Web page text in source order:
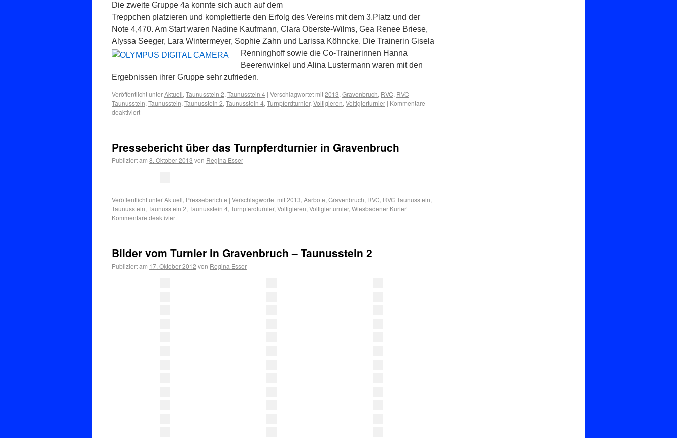
Die zweite Gruppe 4a konnte sich auch auf dem
Treppchen platzieren und komplettierte den Erfolg des Vereins mit dem 3.Platz und der
Note 4,470. Am Start waren Nadine Kaufmann, Clara Oberste-Wilms, Gea Renee Briese,
Alyssa Seeger, Lara Wintermeyer, Sophie Zahn und Larissa Köhncke. Die Trainerin Gisela
Renninghoff sowie die Co-Trainerinnen Hanna
Beerenwinkel und Alina Lustermann waren mit den
Ergebnissen ihrer Gruppe sehr zufrieden.
Veröffentlicht unterAktuell, Taunusstein 2, Taunusstein 4 | Verschlagwortet mit2013, Gravenbruch, RVC, RVC
Taunusstein, Taunusstein, Taunusstein 2, Taunusstein 4, Turnpferdturnier, Voltigieren, Voltigierturnier | Kommentare
deaktiviert
Pressebericht über das Turnpferdturnier in Gravenbruch
Publiziert am 8. Oktober 2013 von Regina Esser
Veröffentlicht unterAktuell, Presseberichte | Verschlagwortet mit2013, Aarbote, Gravenbruch, RVC, RVC Taunusstein,
Taunusstein, Taunusstein 2, Taunusstein 4, Turnpferdturnier, Voltigieren, Voltigierturnier, Wiesbadener Kurier |
Kommentare deaktiviert
Bilder vom Turnier in Gravenbruch – Taunusstein 2
Publiziert am 17. Oktober 2012 von Regina Esser